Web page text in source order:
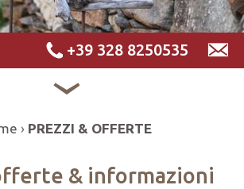
+39 328 8250535
PREZZI & OFFERTE
& informazioni